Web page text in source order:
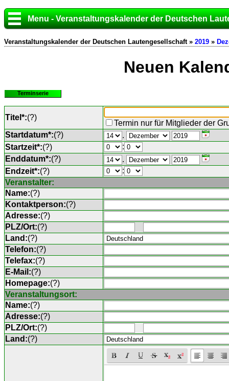
Menu - Veranstaltungskalender der Deutschen
Veranstaltungskalender der Deutschen Lautengesellschaft » 2019 »
Neuen
Terminserie
Titel*:(?)
Termin nur für Mitglieder der
Startdatum*:(?)
.
Startzeit*:(?)
:
Enddatum*:(?)
.
Endzeit*:(?)
:
Veranstalter:
Name:(?)
Kontaktperson:(?)
Adresse:(?)
PLZ/Ort:(?)
Land:(?)
Telefon:(?)
Telefax:(?)
E-Mail:(?)
Homepage:(?)
Veranstaltungsort:
Name:(?)
Adresse:(?)
PLZ/Ort:(?)
Land:(?)